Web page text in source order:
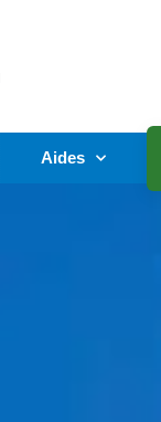
Aides